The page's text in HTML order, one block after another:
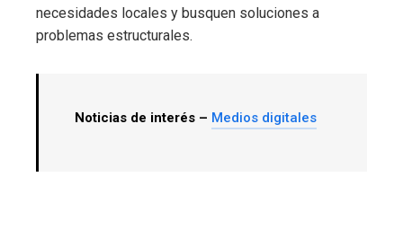
necesidades locales y busquen soluciones a
problemas estructurales.
Noticias de interés – Medios digitales